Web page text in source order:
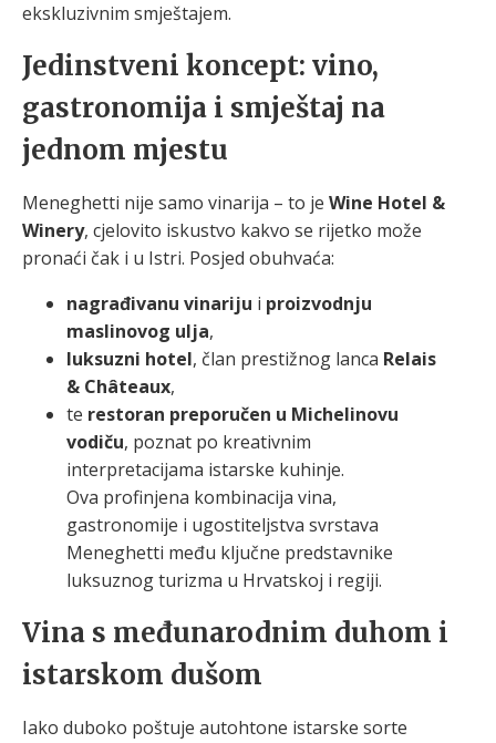
ekskluzivnim smještajem.
Jedinstveni koncept: vino,
gastronomija i smještaj na
jednom mjestu
Meneghetti nije samo vinarija – to je Wine Hotel &
Winery, cjelovito iskustvo kakvo se rijetko može
pronaći čak i u Istri. Posjed obuhvaća:
nagrađivanu vinariju i proizvodnju
maslinovog ulja,
luksuzni hotel, član prestižnog lanca Relais
& Châteaux,
te restoran preporučen u Michelinovu
vodiču, poznat po kreativnim
interpretacijama istarske kuhinje.
Ova profinjena kombinacija vina,
gastronomije i ugostiteljstva svrstava
Meneghetti među ključne predstavnike
luksuznog turizma u Hrvatskoj i regiji.
Vina s međunarodnim duhom i
istarskom dušom
Iako duboko poštuje autohtone istarske sorte